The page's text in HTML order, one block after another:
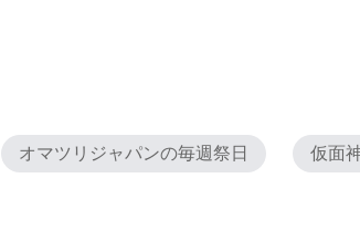
オマツリジャパンの毎週祭日 仮面